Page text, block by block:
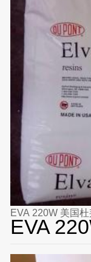
EVA 220W 美国
EVA